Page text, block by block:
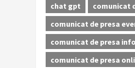
chat gpt
comunicat
comunicat de presa
comunicat de presa
comunicat de presa